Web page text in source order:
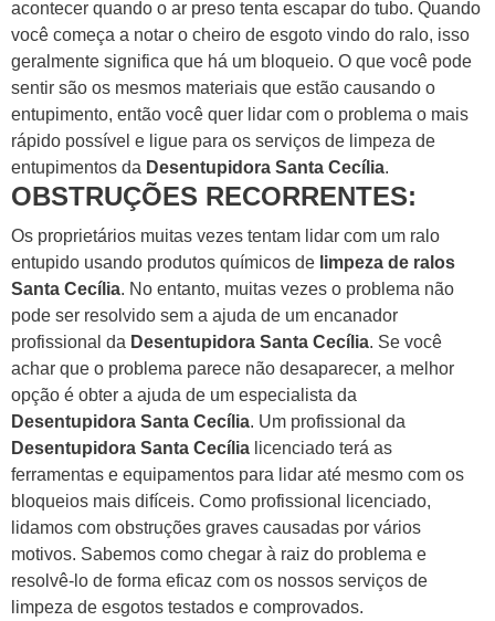
acontecer quando o ar preso tenta escapar do tubo. Quando
você começa a notar o cheiro de esgoto vindo do ralo, isso
geralmente significa que há um bloqueio. O que você pode
sentir são os mesmos materiais que estão causando o
entupimento, então você quer lidar com o problema o mais
rápido possível e ligue para os serviços de limpeza de
entupimentos da Desentupidora Santa Cecília.
OBSTRUÇÕES RECORRENTES:
Os proprietários muitas vezes tentam lidar com um ralo
entupido usando produtos químicos de limpeza de ralos
Santa Cecília. No entanto, muitas vezes o problema não
pode ser resolvido sem a ajuda de um encanador
profissional da Desentupidora Santa Cecília. Se você
achar que o problema parece não desaparecer, a melhor
opção é obter a ajuda de um especialista da
Desentupidora Santa Cecília. Um profissional da
Desentupidora Santa Cecília licenciado terá as
ferramentas e equipamentos para lidar até mesmo com os
bloqueios mais difíceis. Como profissional licenciado,
lidamos com obstruções graves causadas por vários
motivos. Sabemos como chegar à raiz do problema e
resolvê-lo de forma eficaz com os nossos serviços de
limpeza de esgotos testados e comprovados.